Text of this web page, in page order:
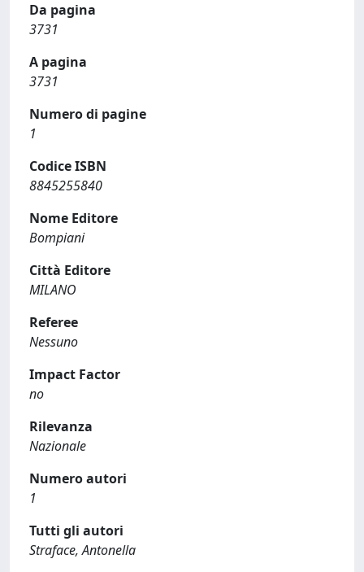
Da pagina
3731
A pagina
3731
Numero di pagine
1
Codice ISBN
8845255840
Nome Editore
Bompiani
Città Editore
MILANO
Referee
Nessuno
Impact Factor
no
Rilevanza
Nazionale
Numero autori
1
Tutti gli autori
Straface, Antonella